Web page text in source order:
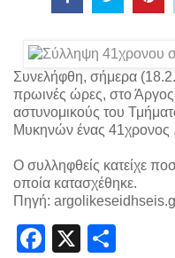
Συνελήφθη, σήμερα
πρωινές ώρες, στο
αστυνομικούς του
Μυκηνών ένας 41χρονος .
Ο συλληφθείς κατείχε
οποία κατασχέθηκε.
Πηγή:
Facebook
X